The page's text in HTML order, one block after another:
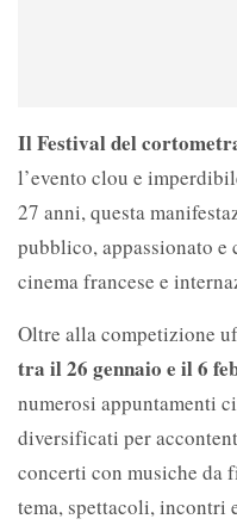
Il Festival del
l’evento clou e
27 anni, questa
pubblico, appassionato e
cinema francese e
Oltre alla competizione
tra il 26 gennaio e il 6
numerosi appuntamenti
diversificati per
concerti con musiche da
tema, spettacoli, incontri